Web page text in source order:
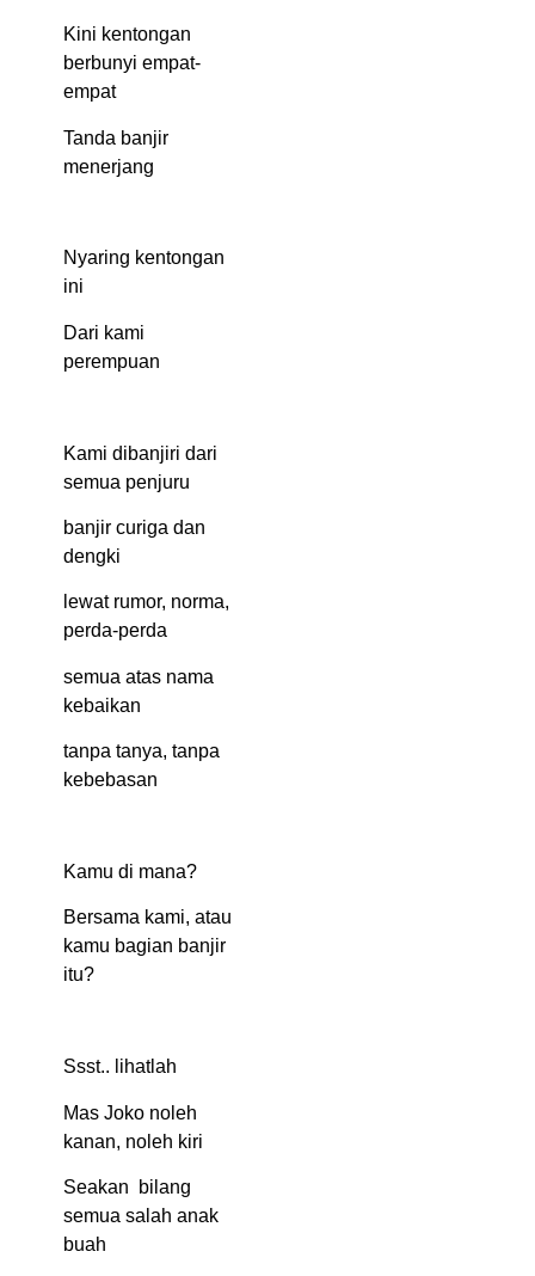
Kini kentongan
berbunyi empat-
empat
Tanda banjir
menerjang
Nyaring kentongan
ini
Dari kami
perempuan
Kami dibanjiri dari
semua penjuru
banjir curiga dan
dengki
lewat rumor, norma,
perda-perda
semua atas nama
kebaikan
tanpa tanya, tanpa
kebebasan
Kamu di mana?
Bersama kami, atau
kamu bagian banjir
itu?
Ssst.. lihatlah
Mas Joko noleh
kanan, noleh kiri
Seakan bilang
semua salah anak
buah